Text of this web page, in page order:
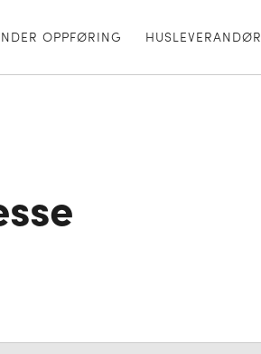
OPPFØRING HUSLEVERANDØR